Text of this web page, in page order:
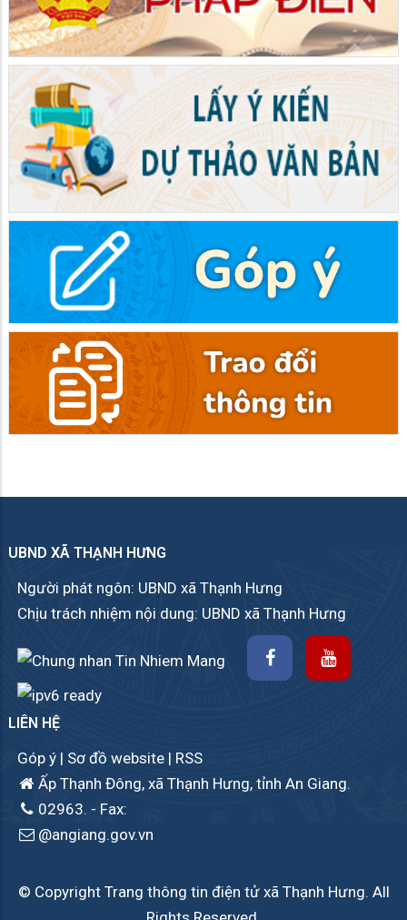
UBND XÃ THẠNH HƯNG
Người phát ngôn: UBND xã Thạnh Hưng
Chịu trách nhiệm nội dung: UBND xã Thạnh Hưng
LIÊN HỆ
Góp ý | Sơ đồ website | RSS
Ấp Thạnh Đông, xã Thạnh Hưng, tỉnh An Giang.
02963. - Fax:
@angiang.gov.vn
© Copyright Trang thông tin điện tử xã Thạnh Hưng. All